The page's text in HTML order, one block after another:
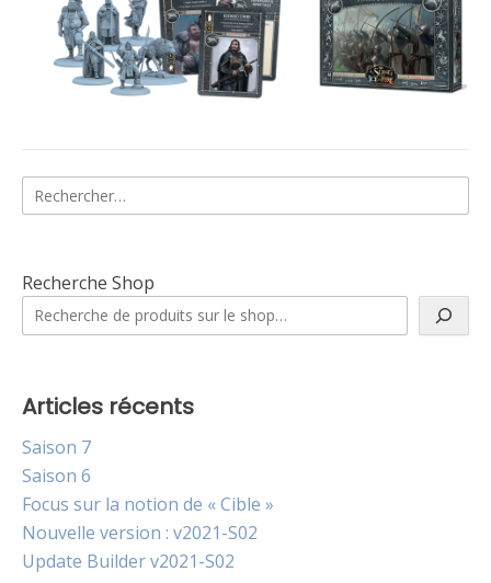
Rechercher :
Recherche Shop
Articles récents
Saison 7
Saison 6
Focus sur la notion de « Cible »
Nouvelle version : v2021-S02
Update Builder v2021-S02